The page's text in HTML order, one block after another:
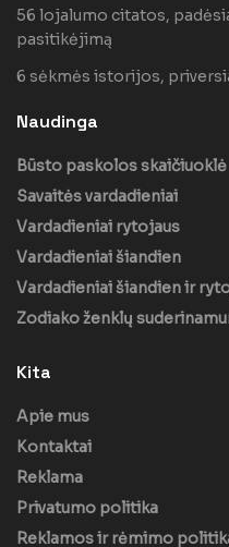
56 lojalumo citatos,
pasitikėjimą
6 sėkmės istorijos,
Naudinga
Būsto paskolos skaičiuoklė
Savaitės vardadieniai
Vardadieniai rytojaus
Vardadieniai šiandien
Vardadieniai šiandien ir
Zodiako ženklų
Kita
Apie mus
Kontaktai
Reklama
Privatumo politika
Reklamos ir rėmimo